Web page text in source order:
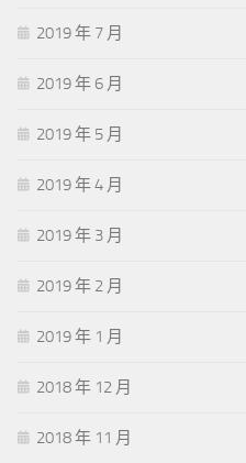
2019 年 7 月
2019 年 6 月
2019 年 5 月
2019 年 4 月
2019 年 3 月
2019 年 2 月
2019 年 1 月
2018 年 12 月
2018 年 11 月